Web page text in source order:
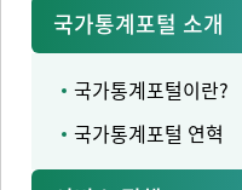
국가통계포털 소개
국가통계포털이란?
국가통계포털 연혁